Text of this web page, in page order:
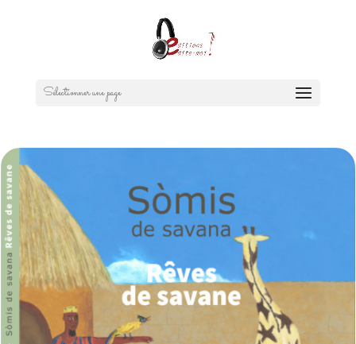
Sélectionner une page